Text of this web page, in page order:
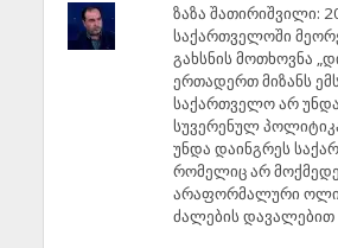
ზაზა შათირიშვილი:
საქართველოში
გახსნის მოთხოვნა
ერთადერთ მიზანს
საქართველო არ
სუვერენულ
უნდა დაინგრეს
რომელიც არ
არაფორმალური
ძალების დავალებით